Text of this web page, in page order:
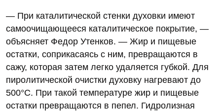
— При каталитической стенки духовки имеют
самоочищающееся каталитическое покрытие, —
объясняет Федор Утенков. — Жир и пищевые
остатки, соприкасаясь с ним, превращаются в
сажу, которая затем легко удаляется губкой. Для
пиролитической очистки духовку нагревают до
500°С. При такой температуре жир и пищевые
остатки превращаются в пепел. Гидролизная